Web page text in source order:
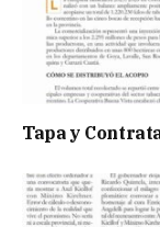
Tapa y